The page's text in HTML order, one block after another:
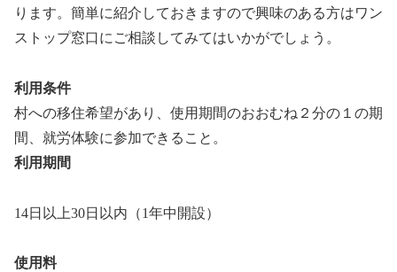
ります。簡単に紹介しておきますので興味のある方はワン
ストップ窓口にご相談してみてはいかがでしょう。
利用条件
村への移住希望があり、使用期間のおおむね２分の１の期
間、就労体験に参加できること。
利用期間
14日以上30日以内（1年中開設）
使用料